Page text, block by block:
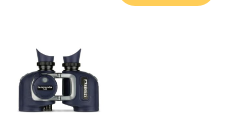
initial
était :
1.649,00€.
actuel
est :
1.166,77€.